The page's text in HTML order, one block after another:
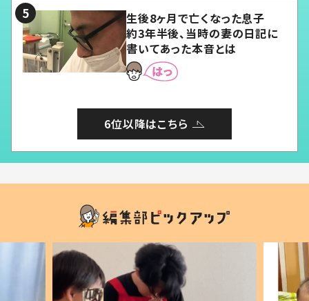
生後8ヶ月で亡くなった息子
約3年半後、当時の妻の日記に
書いてあった本音とは
6位以降はこちら